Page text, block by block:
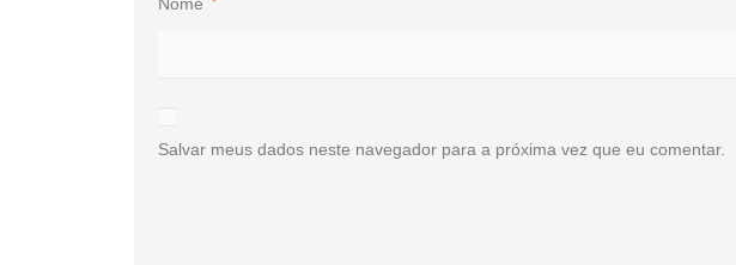
Nome
Salvar meus dados neste navegador para a próxima vez que eu comentar.